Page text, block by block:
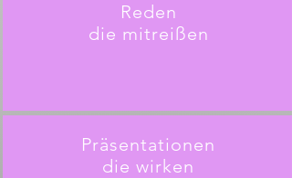
Reden
die mitreißen
Präsentationen
die wirken